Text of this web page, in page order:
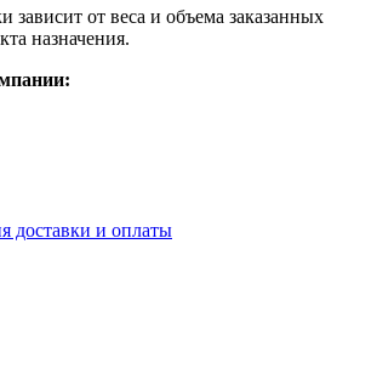
зависит от веса и объема заказанных
назначения.
доставки и оплаты